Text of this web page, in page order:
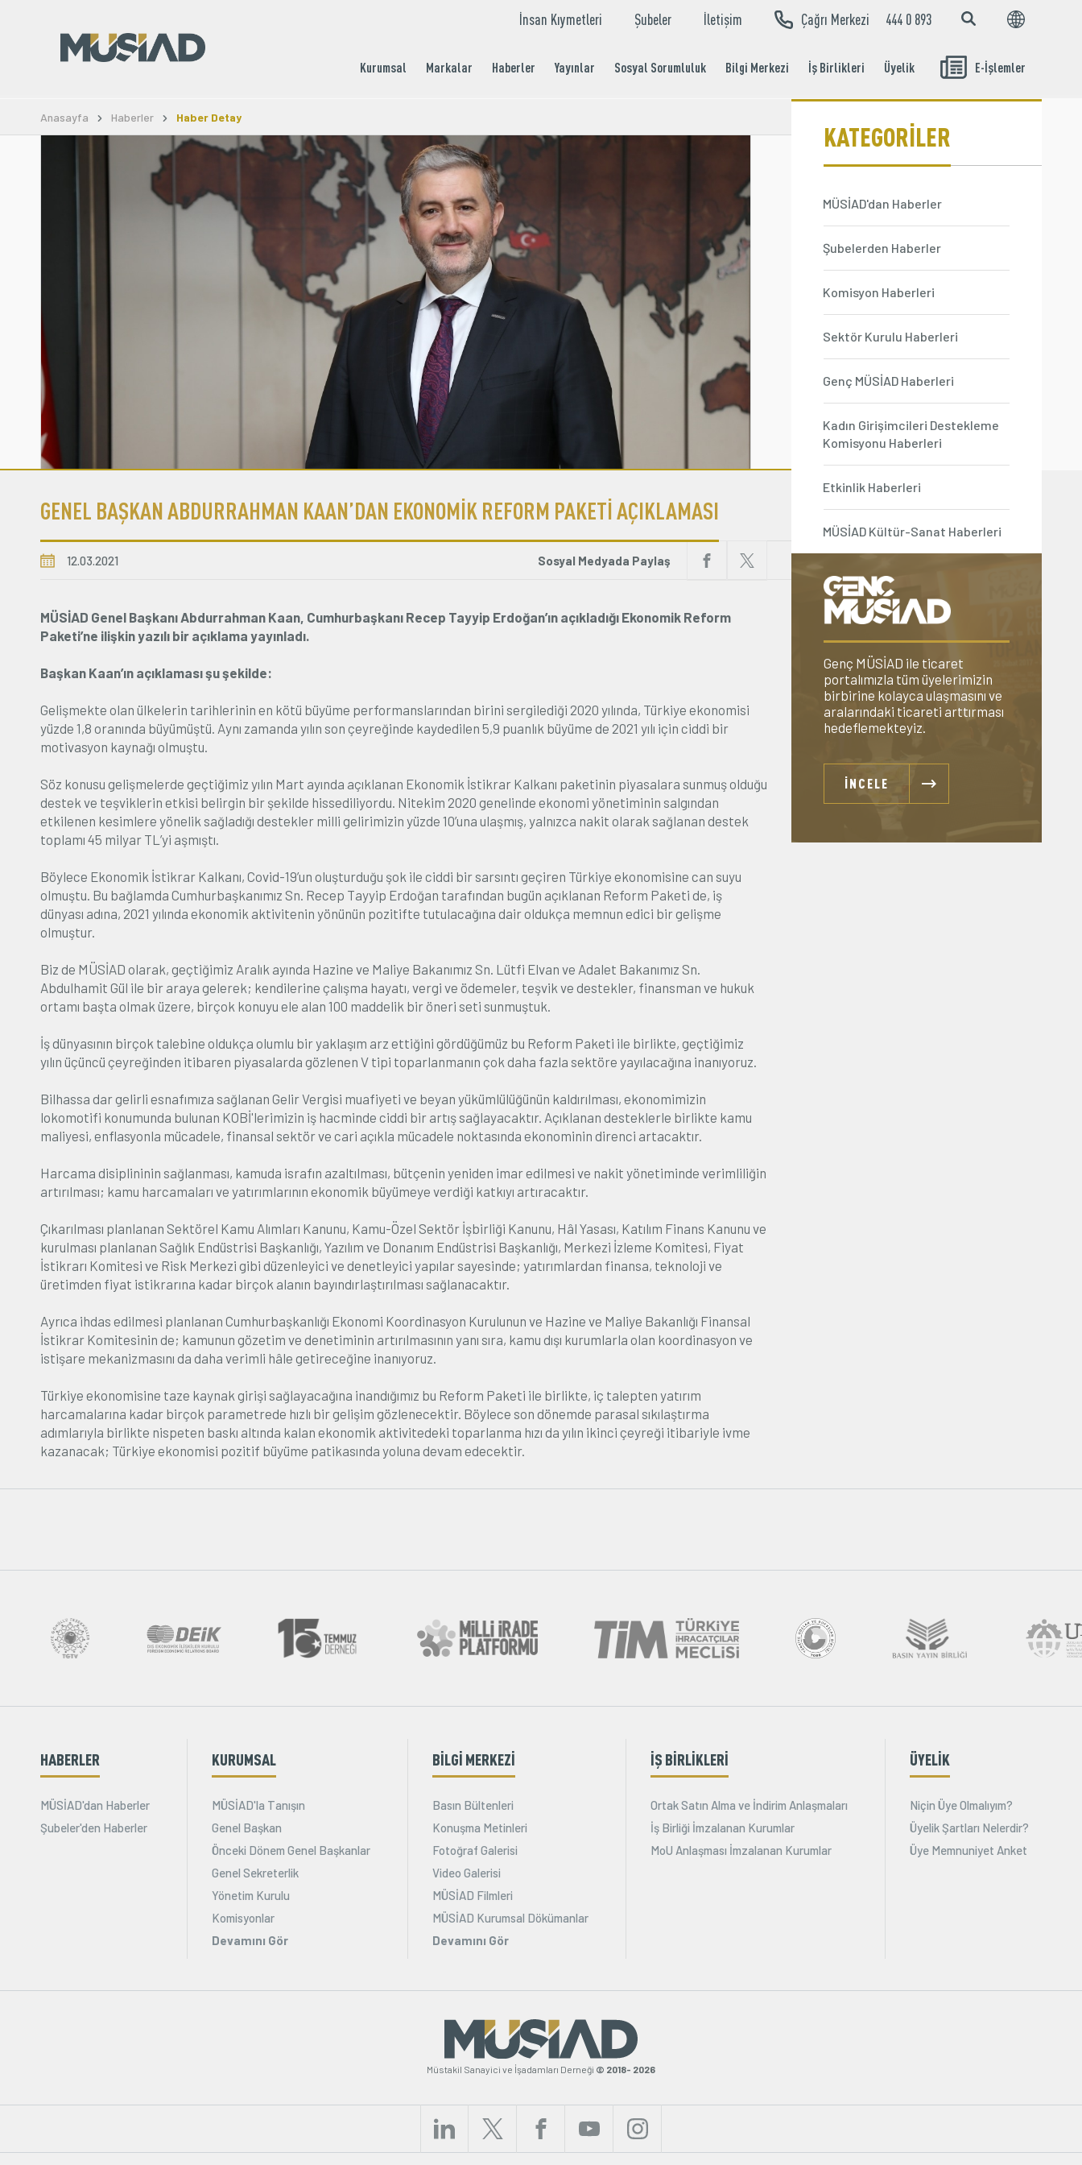
İnsan Kıymetleri Şubeler İletişim Çağrı Merkezi 444 0 893
Kurumsal Markalar Haberler Yayınlar Sosyal Sorumluluk Bilgi Merkezi İş Birlikleri Üyelik E-İşlemler
Aidat Ödeme
Anasayfa Haberler Haber Detay
KATEGORİLER
MÜSİAD'dan Haberler
Şubelerden Haberler
Komisyon Haberleri
Sektör Kurulu Haberleri
Genç MÜSİAD Haberleri
Kadın Girişimcileri Destekleme
Komisyonu Haberleri
Etkinlik Haberleri
MÜSİAD Kültür-Sanat Haberleri
GENEL BAŞKAN ABDURRAHMAN KAAN’DAN EKONOMİK REFORM PAKETİ AÇIKLAMASI
12.03.2021 Sosyal Medyada Paylaş
MÜSİAD Genel Başkanı Abdurrahman Kaan, Cumhurbaşkanı Recep Tayyip Erdoğan’ın açıkladığı Ekonomik Reform
Paketi’ne ilişkin yazılı bir açıklama yayınladı.
Başkan Kaan’ın açıklaması şu şekilde:
Gelişmekte olan ülkelerin tarihlerinin en kötü büyüme performanslarından birini sergilediği 2020 yılında, Türkiye ekonomisi
yüzde 1,8 oranında büyümüştü. Aynı zamanda yılın son çeyreğinde kaydedilen 5,9 puanlık büyüme de 2021 yılı için ciddi bir
motivasyon kaynağı olmuştu.
Söz konusu gelişmelerde geçtiğimiz yılın Mart ayında açıklanan Ekonomik İstikrar Kalkanı paketinin piyasalara sunmuş olduğu
destek ve teşviklerin etkisi belirgin bir şekilde hissediliyordu. Nitekim 2020 genelinde ekonomi yönetiminin salgından
etkilenen kesimlere yönelik sağladığı destekler milli gelirimizin yüzde 10’una ulaşmış, yalnızca nakit olarak sağlanan destek
toplamı 45 milyar TL’yi aşmıştı.
Böylece Ekonomik İstikrar Kalkanı, Covid-19’un oluşturduğu şok ile ciddi bir sarsıntı geçiren Türkiye ekonomisine can suyu
olmuştu. Bu bağlamda Cumhurbaşkanımız Sn. Recep Tayyip Erdoğan tarafından bugün açıklanan Reform Paketi de, iş
dünyası adına, 2021 yılında ekonomik aktivitenin yönünün pozitifte tutulacağına dair oldukça memnun edici bir gelişme
olmuştur.
Biz de MÜSİAD olarak, geçtiğimiz Aralık ayında Hazine ve Maliye Bakanımız Sn. Lütfi Elvan ve Adalet Bakanımız Sn.
Abdulhamit Gül ile bir araya gelerek; kendilerine çalışma hayatı, vergi ve ödemeler, teşvik ve destekler, finansman ve hukuk
ortamı başta olmak üzere, birçok konuyu ele alan 100 maddelik bir öneri seti sunmuştuk.
İş dünyasının birçok talebine oldukça olumlu bir yaklaşım arz ettiğini gördüğümüz bu Reform Paketi ile birlikte, geçtiğimiz
yılın üçüncü çeyreğinden itibaren piyasalarda gözlenen V tipi toparlanmanın çok daha fazla sektöre yayılacağına inanıyoruz.
Bilhassa dar gelirli esnafımıza sağlanan Gelir Vergisi muafiyeti ve beyan yükümlülüğünün kaldırılması, ekonomimizin
lokomotifi konumunda bulunan KOBİ'lerimizin iş hacminde ciddi bir artış sağlayacaktır. Açıklanan desteklerle birlikte kamu
maliyesi, enflasyonla mücadele, finansal sektör ve cari açıkla mücadele noktasında ekonominin direnci artacaktır.
Harcama disiplininin sağlanması, kamuda israfın azaltılması, bütçenin yeniden imar edilmesi ve nakit yönetiminde verimliliğin
artırılması; kamu harcamaları ve yatırımlarının ekonomik büyümeye verdiği katkıyı artıracaktır.
Çıkarılması planlanan Sektörel Kamu Alımları Kanunu, Kamu-Özel Sektör İşbirliği Kanunu, Hâl Yasası, Katılım Finans Kanunu ve
kurulması planlanan Sağlık Endüstrisi Başkanlığı, Yazılım ve Donanım Endüstrisi Başkanlığı, Merkezi İzleme Komitesi, Fiyat
İstikrarı Komitesi ve Risk Merkezi gibi düzenleyici ve denetleyici yapılar sayesinde; yatırımlardan finansa, teknoloji ve
üretimden fiyat istikrarına kadar birçok alanın bayındırlaştırılması sağlanacaktır.
Ayrıca ihdas edilmesi planlanan Cumhurbaşkanlığı Ekonomi Koordinasyon Kurulunun ve Hazine ve Maliye Bakanlığı Finansal
İstikrar Komitesinin de; kamunun gözetim ve denetiminin artırılmasının yanı sıra, kamu dışı kurumlarla olan koordinasyon ve
istişare mekanizmasını da daha verimli hâle getireceğine inanıyoruz.
Türkiye ekonomisine taze kaynak girişi sağlayacağına inandığımız bu Reform Paketi ile birlikte, iç talepten yatırım
harcamalarına kadar birçok parametrede hızlı bir gelişim gözlenecektir. Böylece son dönemde parasal sıkılaştırma
adımlarıyla birlikte nispeten baskı altında kalan ekonomik aktivitedeki toparlanma hızı da yılın ikinci çeyreği itibariyle ivme
kazanacak; Türkiye ekonomisi pozitif büyüme patikasında yoluna devam edecektir.
Genç MÜSİAD ile ticaret
portalımızla tüm üyelerimizin
birbirine kolayca ulaşmasını ve
aralarındaki ticareti arttırması
hedeflemekteyiz.
İNCELE
HABERLER
MÜSİAD'dan Haberler
Şubeler'den Haberler
KURUMSAL
MÜSİAD'la Tanışın
Genel Başkan
Önceki Dönem Genel Başkanlar
Genel Sekreterlik
Yönetim Kurulu
Komisyonlar
Devamını Gör
BİLGİ MERKEZİ
Basın Bültenleri
Konuşma Metinleri
Fotoğraf Galerisi
Video Galerisi
MÜSİAD Filmleri
MÜSİAD Kurumsal Dökümanlar
Devamını Gör
İŞ BİRLİKLERİ
Ortak Satın Alma ve İndirim Anlaşmaları
İş Birliği İmzalanan Kurumlar
MoU Anlaşması İmzalanan Kurumlar
ÜYELİK
Niçin Üye Olmalıyım?
Üyelik Şartları Nelerdir?
Üye Memnuniyet Anket
Müstakil Sanayici ve İşadamları Derneği © 2018- 2026